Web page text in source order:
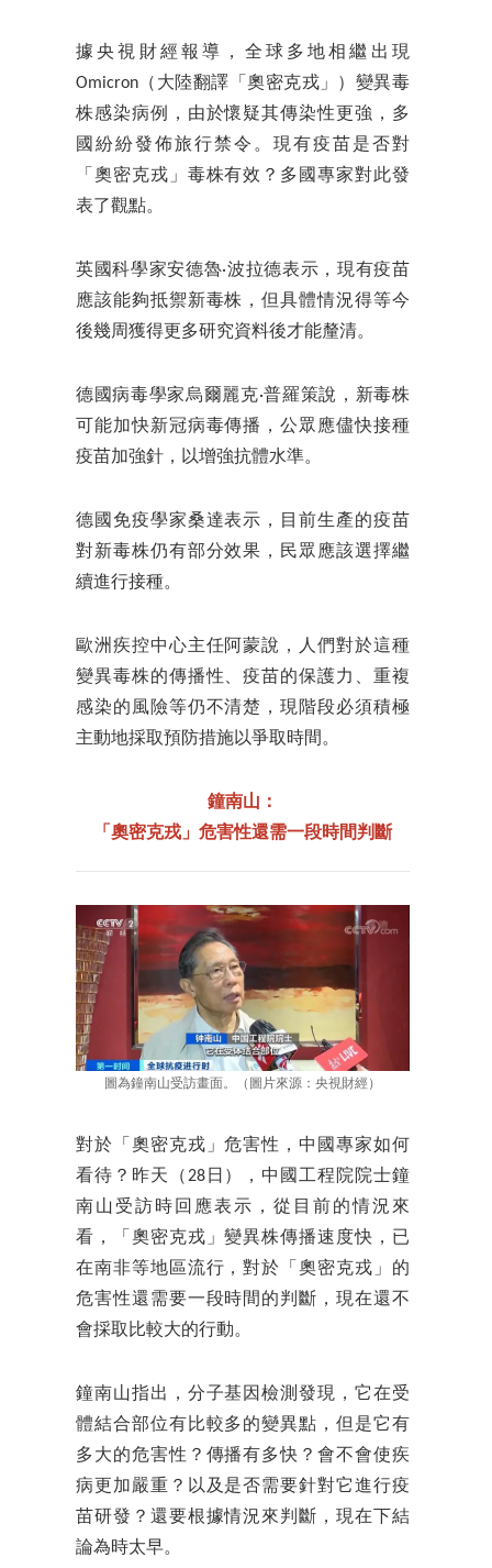
據央視財經報導，全球多地相繼出現
Omicron（大陸翻譯「奧密克戎」）變異毒
株感染病例，由於懷疑其傳染性更強，多
國紛紛發佈旅行禁令。現有疫苗是否對
「奧密克戎」毒株有效？多國專家對此發
表了觀點。
英國科學家安德魯·波拉德表示，現有疫苗
應該能夠抵禦新毒株，但具體情況得等今
後幾周獲得更多研究資料後才能釐清。
德國病毒學家烏爾麗克·普羅策說，新毒株
可能加快新冠病毒傳播，公眾應儘快接種
疫苗加強針，以增強抗體水準。
德國免疫學家桑達表示，目前生產的疫苗
對新毒株仍有部分效果，民眾應該選擇繼
續進行接種。
歐洲疾控中心主任阿蒙說，人們對於這種
變異毒株的傳播性、疫苗的保護力、重複
感染的風險等仍不清楚，現階段必須積極
主動地採取預防措施以爭取時間。
鐘南山：
「奧密克戎」危害性還需一段時間判斷
圖為鐘南山受訪畫面。（圖片來源：央視財經）
對於「奧密克戎」危害性，中國專家如何
看待？昨天（28日），中國工程院院士鐘
南山受訪時回應表示，從目前的情況來
看，「奧密克戎」變異株傳播速度快，已
在南非等地區流行，對於「奧密克戎」的
危害性還需要一段時間的判斷，現在還不
會採取比較大的行動。
鐘南山指出，分子基因檢測發現，它在受
體結合部位有比較多的變異點，但是它有
多大的危害性？傳播有多快？會不會使疾
病更加嚴重？以及是否需要針對它進行疫
苗研發？還要根據情況來判斷，現在下結
論為時太早。